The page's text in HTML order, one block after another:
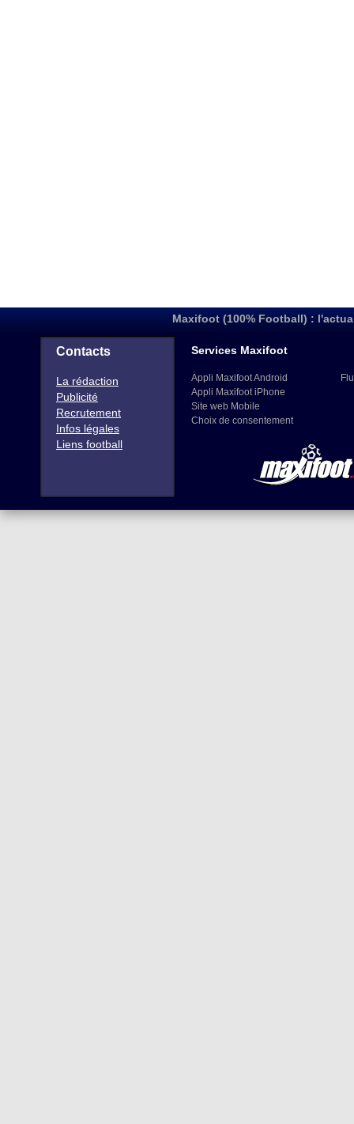
Maxifoot (100% Football) :
Contacts
La rédaction
Publicité
Recrutement
Infos légales
Liens football
Services Maxifoot
Appli Maxifoot Android
Appli Maxifoot iPhone
Site web Mobile
Choix de consentement